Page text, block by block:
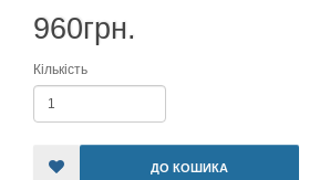
960грн.
Кількість
ДО КОШИКА